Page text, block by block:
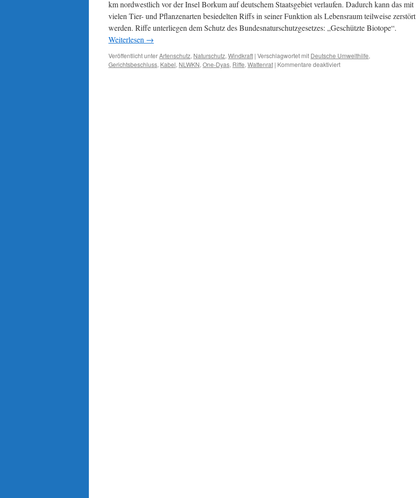
km nordwestlich vor der Insel Borkum auf deutschem Staatsgebiet verlaufen. Dadurch kann das mit
vielen Tier- und Pflanzenarten besiedelten Riffs in seiner Funktion als Lebensraum teilweise zerstört
werden. Riffe unterliegen dem Schutz des Bundesnaturschutzgesetzes: „Geschützte Biotope“.
Weiterlesen →
Veröffentlicht unterArtenschutz, Naturschutz, Windkraft | Verschlagwortet mit Deutsche Umwelthilfe,
Gerichtsbeschluss, Kabel, NLWKN, One-Dyas, Riffe, Wattenrat | Kommentare deaktiviertfür